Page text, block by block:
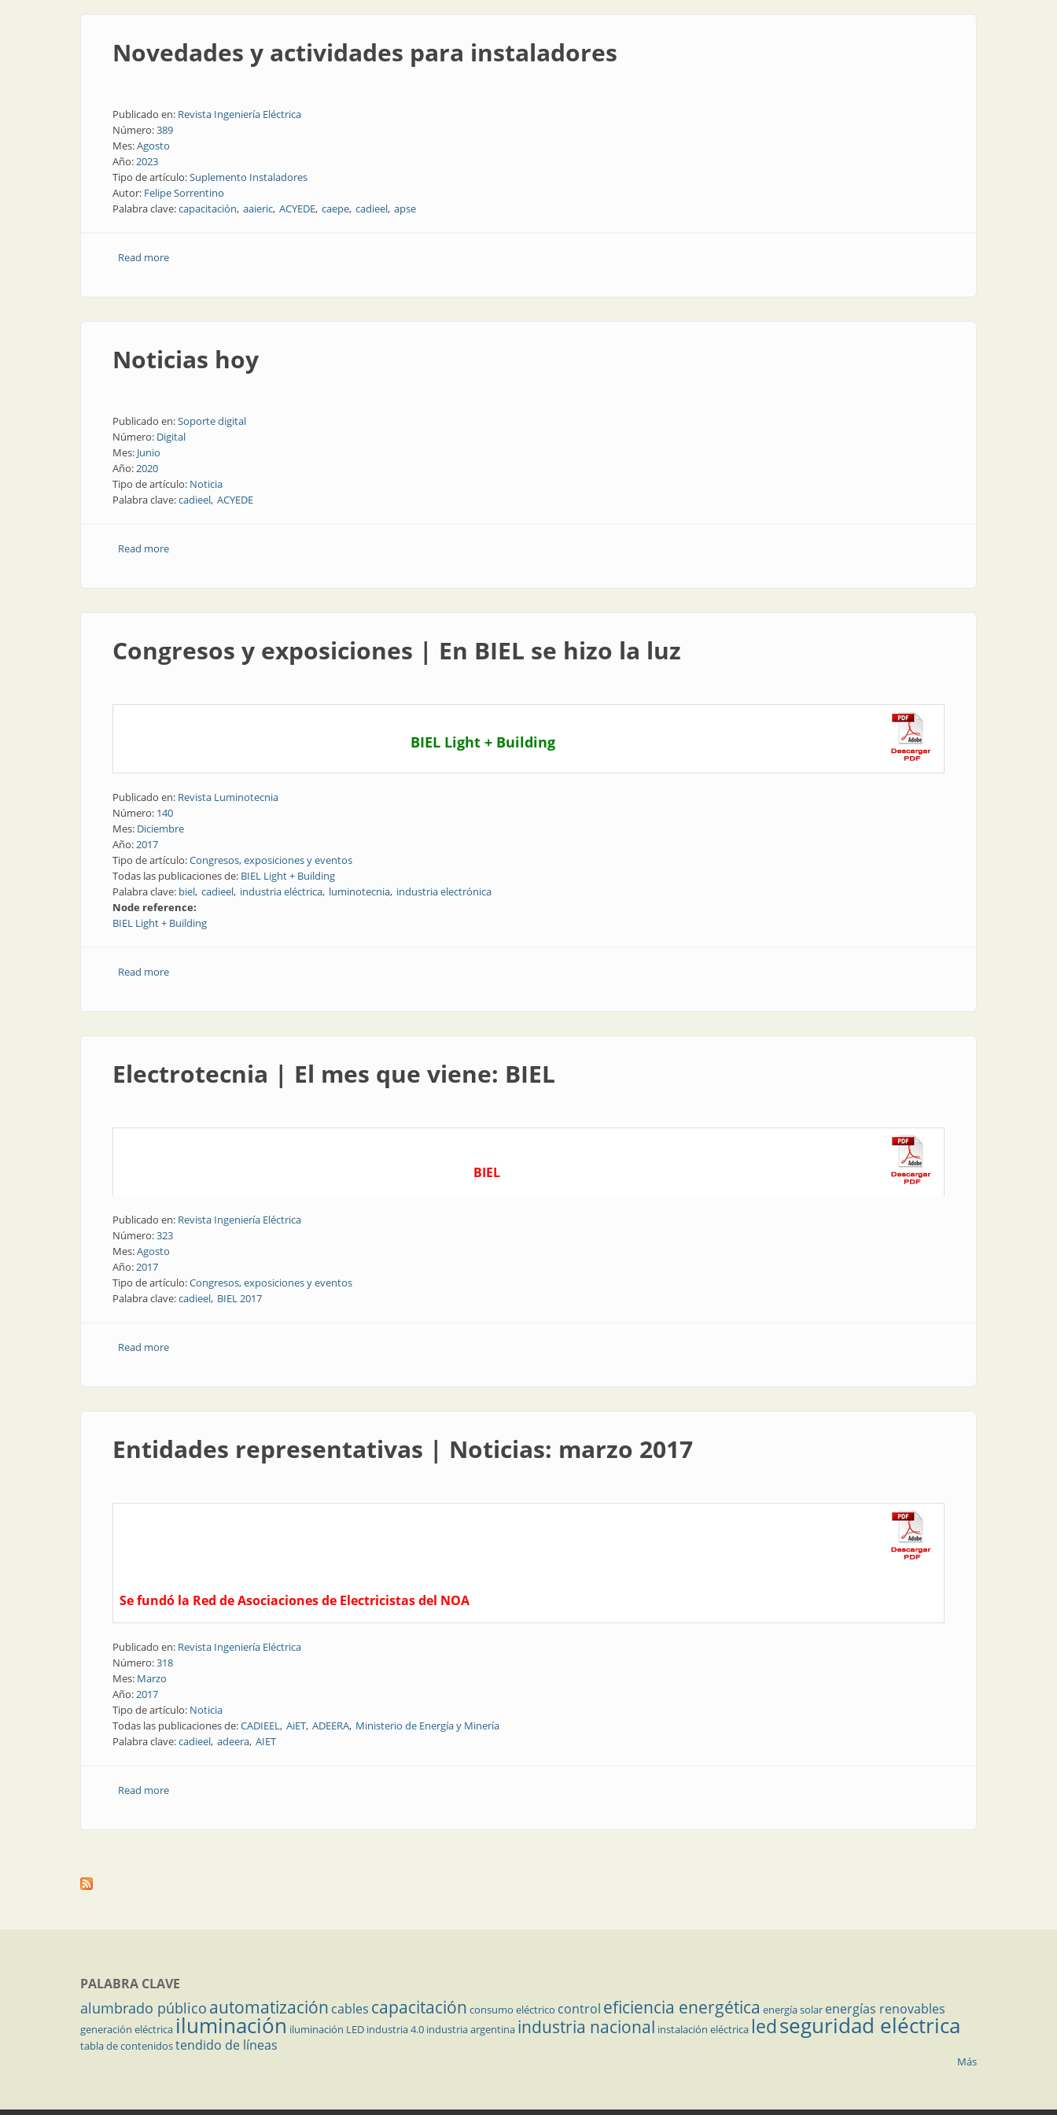
Novedades y actividades para instaladores
Publicado en: Revista Ingeniería Eléctrica
Número:389
Mes:Agosto
Año:2023
Tipo de artículo:Suplemento Instaladores
Autor: Felipe Sorrentino
Palabra clave:capacitación aaieric ACYEDE caepe cadieel apse
Read moreabout Novedades y actividades para instaladores
Noticias hoy
Publicado en:Soporte digital
Número: Digital
Mes: Junio
Año:2020
Tipo de artículo: Noticia
Palabra clave:cadieel ACYEDE
Read moreabout Noticias hoy
Congresos y exposiciones | En BIEL se hizo la luz
BIEL Light + Building
Publicado en: Revista Luminotecnia
Número: 140
Mes: Diciembre
Año:2017
Tipo de artículo:Congresos, exposiciones y eventos
Todas las publicaciones de: BIEL Light + Building
Palabra clave: biel cadieel industria eléctrica luminotecnia industria electrónica
Node reference:
BIEL Light + Building
Read moreabout Congresos y exposiciones | En BIEL se hizo la luz
Electrotecnia | El mes que viene: BIEL
BIEL
Publicado en: Revista Ingeniería Eléctrica
Número:323
Mes:Agosto
Año:2017
Tipo de artículo:Congresos, exposiciones y eventos
Palabra clave:cadieel BIEL 2017
Read moreabout Electrotecnia | El mes que viene: BIEL
Entidades representativas | Noticias: marzo 2017
Se fundó la Red de Asociaciones de Electricistas del NOA
Publicado en: Revista Ingeniería Eléctrica
Número:318
Mes: Marzo
Año:2017
Tipo de artículo: Noticia
Todas las publicaciones de:CADIEEL AiET ADEERA Ministerio de Energía y Minería
Palabra clave:cadieel adeera AIET
Read moreabout Entidades representativas | Noticias: marzo 2017
PALABRA CLAVE
alumbrado público automatización cables capacitación consumo eléctrico control eficiencia energética energía solar energías renovables
generación eléctrica iluminación iluminación LED industria 4.0 industria argentina industria nacional instalación eléctrica ledseguridad eléctrica
tabla de contenidostendido de líneas
Más